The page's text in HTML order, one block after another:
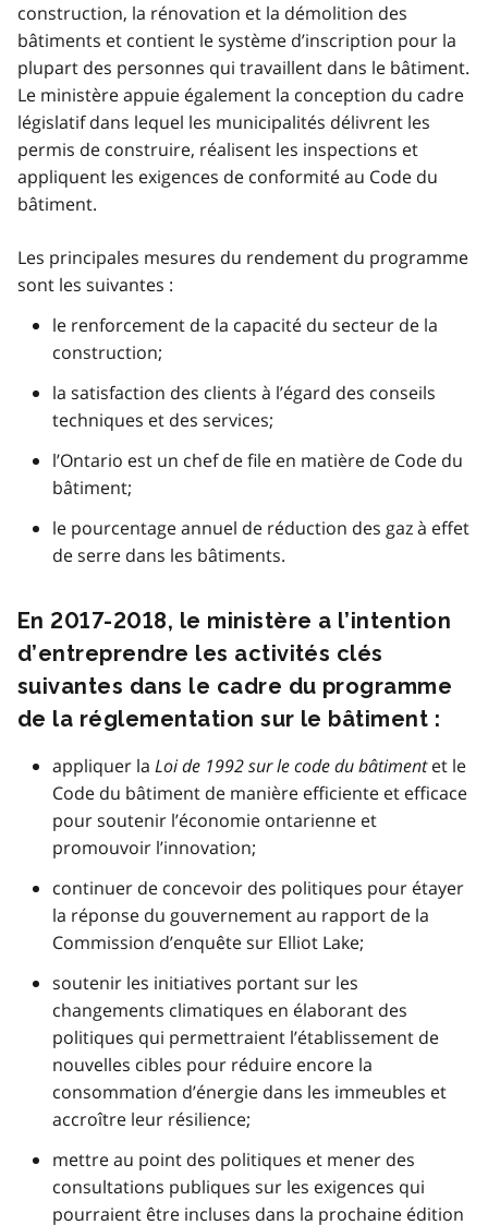
construction, la rénovation et la démolition des
bâtiments et contient le système d’inscription pour la
plupart des personnes qui travaillent dans le bâtiment.
Le ministère appuie également la conception du cadre
législatif dans lequel les municipalités délivrent les
permis de construire, réalisent les inspections et
appliquent les exigences de conformité au Code du
bâtiment.
Les principales mesures du rendement du programme
sont les suivantes :
le renforcement de la capacité du secteur de la
construction;
la satisfaction des clients à l’égard des conseils
techniques et des services;
l’Ontario est un chef de file en matière de Code du
bâtiment;
le pourcentage annuel de réduction des gaz à effet
de serre dans les bâtiments.
En 2017-2018, le ministère a l’intention
d’entreprendre les activités clés
suivantes dans le cadre du programme
de la réglementation sur le bâtiment :
appliquer la Loi de 1992 sur le code du bâtimentet le
Code du bâtiment de manière efficiente et efficace
pour soutenir l’économie ontarienne et
promouvoir l’innovation;
continuer de concevoir des politiques pour étayer
la réponse du gouvernement au rapport de la
Commission d’enquête sur Elliot Lake;
soutenir les initiatives portant sur les
changements climatiques en élaborant des
politiques qui permettraient l’établissement de
nouvelles cibles pour réduire encore la
consommation d’énergie dans les immeubles et
accroître leur résilience;
mettre au point des politiques et mener des
consultations publiques sur les exigences qui
pourraient être incluses dans la prochaine édition